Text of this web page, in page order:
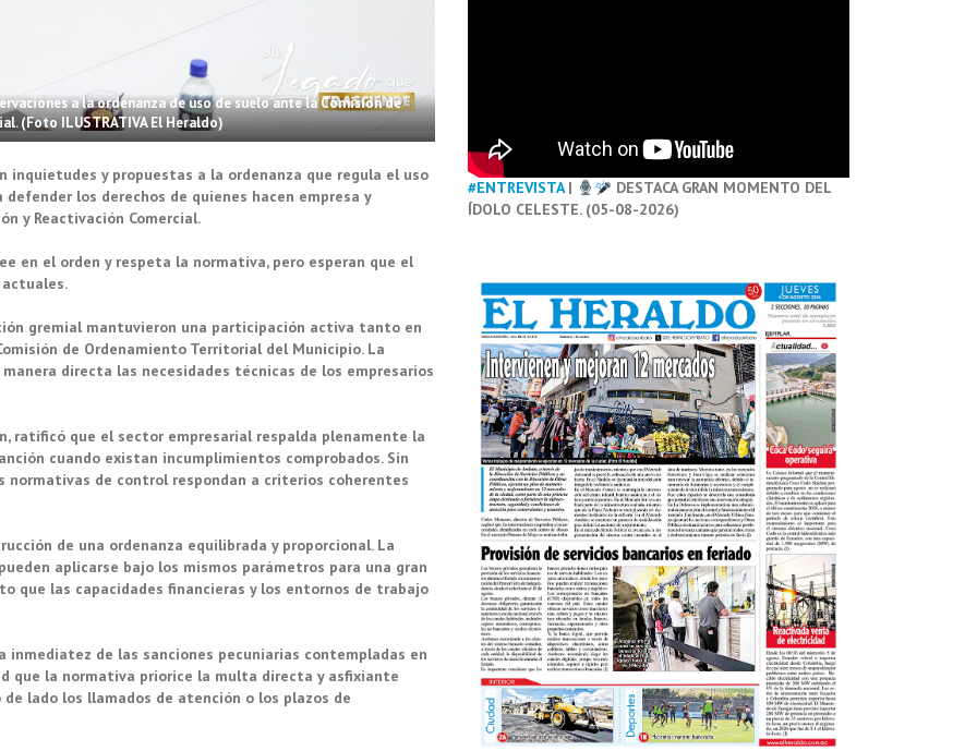
a la ordenanza de uso de suelo ante la Comisión de
(Foto ILUSTRATIVA El Heraldo)
inquietudes y propuestas a la ordenanza que regula el uso
los derechos de quienes hacen empresa y
y Reactivación Comercial.
en el orden y respeta la normativa, pero esperan que el
gremial mantuvieron una participación activa tanto en
de Ordenamiento Territorial del Municipio. La
directa las necesidades técnicas de los empresarios
ratificó que el sector empresarial respalda plenamente la
cuando existan incumplimientos comprobados. Sin
normativas de control respondan a criterios coherentes
de una ordenanza equilibrada y proporcional. La
aplicarse bajo los mismos parámetros para una gran
que las capacidades financieras y los entornos de trabajo
de las sanciones pecuniarias contempladas en
que la normativa priorice la multa directa y asfixiante
lado los llamados de atención o los plazos de
#ENTREVISTA|
DESTACA GRAN MOMENTO DEL
ÍDOLO CELESTE. (05-08-2026)